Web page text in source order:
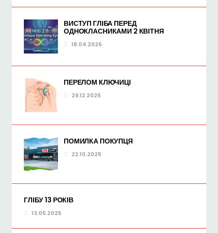
ВИСТУП ГЛІБА ПЕРЕД
ОДНОКЛАСНИКАМИ 2 КВІТНЯ
18.04.2026
ПЕРЕЛОМ КЛЮЧИЦІ
29.12.2025
ПОМИЛКА ПОКУПЦЯ
22.10.2025
ГЛІБУ 13 РОКІВ
13.05.2025